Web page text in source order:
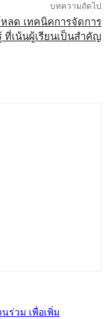
บทความถัดไป
ลด เทคนิคการจัดการ
ที่เน้นผู้เรียนเป็นสำคัญ
ร่วม เพื่อเพิ่ม